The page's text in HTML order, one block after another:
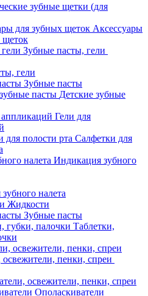
зубные щетки (для
Аксессуары
щеток
Зубные пасты, гели
гели
Зубные пасты
Детские зубные
Гели для
Салфетки для
Индикация зубного
налета
Жидкости
Зубные пасты
Таблетки,
пенки, спреи
освежители, пенки, спреи
Ополаскиватели